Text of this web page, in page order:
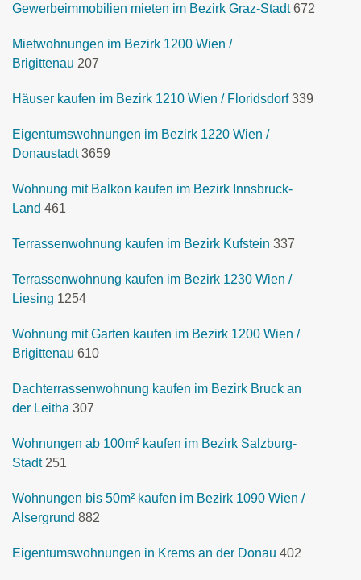
Gewerbeimmobilien mieten im Bezirk Graz-Stadt 672
Mietwohnungen im Bezirk 1200 Wien /
Brigittenau 207
Häuser kaufen im Bezirk 1210 Wien / Floridsdorf 339
Eigentumswohnungen im Bezirk 1220 Wien /
Donaustadt 3659
Wohnung mit Balkon kaufen im Bezirk Innsbruck-
Land 461
Terrassenwohnung kaufen im Bezirk Kufstein 337
Terrassenwohnung kaufen im Bezirk 1230 Wien /
Liesing 1254
Wohnung mit Garten kaufen im Bezirk 1200 Wien /
Brigittenau 610
Dachterrassenwohnung kaufen im Bezirk Bruck an
der Leitha 307
Wohnungen ab 100m² kaufen im Bezirk Salzburg-
Stadt 251
Wohnungen bis 50m² kaufen im Bezirk 1090 Wien /
Alsergrund 882
Eigentumswohnungen in Krems an der Donau 402